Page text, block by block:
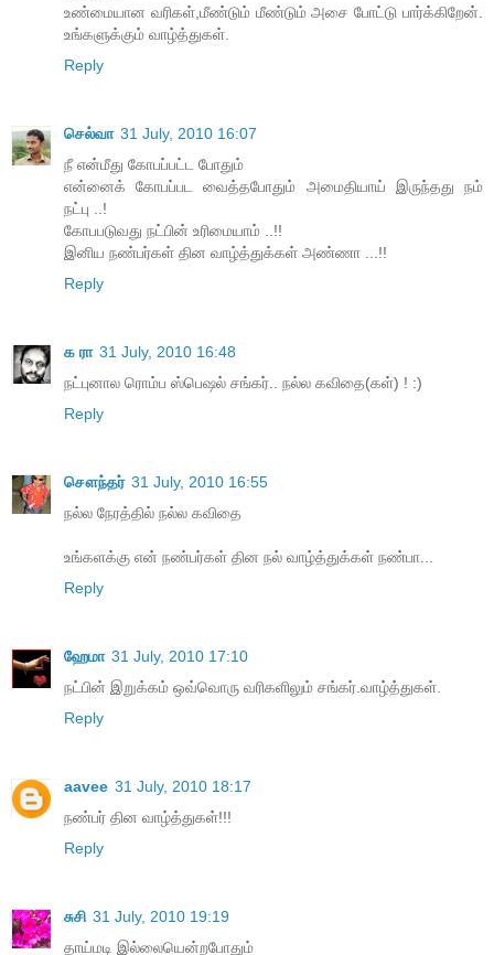
உண்மையான வரிகள்,மீண்டும் மீண்டும் அசை போட்டு பார்க்கிறேன்.
உங்களுக்கும் வாழ்த்துகள்.
Reply
செல்வா 31 July, 2010 16:07
நீ என்மீது கோபப்பட்ட போதும்
என்னைக் கோபப்பட வைத்தபோதும் அமைதியாய் இருந்தது நம்
நட்பு ..!
கோபபடுவது நட்பின் உரிமையாம் ..!!
இனிய நண்பர்கள் தின வாழ்த்துக்கள் அண்ணா ...!!
Reply
க ரா 31 July, 2010 16:48
நட்புனால ரொம்ப ஸ்பெஷல் சங்கர்.. நல்ல கவிதை(கள்) ! :)
Reply
சௌந்தர் 31 July, 2010 16:55
நல்ல நேரத்தில் நல்ல கவிதை
உங்களக்கு என் நண்பர்கள் தின நல் வாழ்த்துக்கள் நண்பா...
Reply
ஹேமா 31 July, 2010 17:10
நட்பின் இறுக்கம் ஒவ்வொரு வரிகளிலும் சங்கர்.வாழ்த்துகள்.
Reply
aavee 31 July, 2010 18:17
நண்பர் தின வாழ்த்துகள்!!!
Reply
சுசி 31 July, 2010 19:19
தாய்மடி இல்லையென்றபோதும்